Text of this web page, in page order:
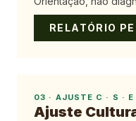
RELATÓRIO
03 · AJUSTE C · S · E
Ajuste